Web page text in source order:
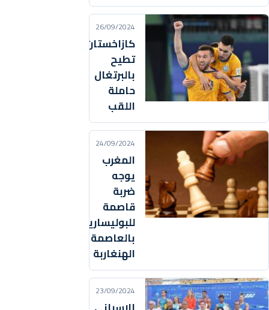
26/09/2024
كازاخستان
تطيح
بالبرتغال
حاملة
اللقب
24/09/2024
المغرب
يوجه
ضربة
قاصمة
للبوليساريو
بالعاصمة
الهنغاربة
23/09/2024